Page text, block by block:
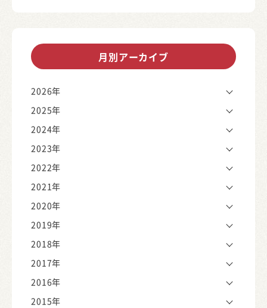
月別アーカイブ
2026年
2025年
2024年
2023年
2022年
2021年
2020年
2019年
2018年
2017年
2016年
2015年